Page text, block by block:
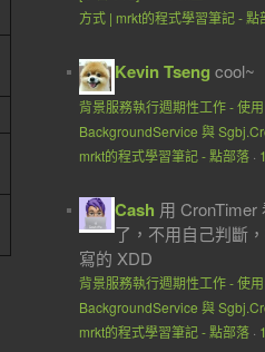
方式 | mrkt的程式學習筆記 - 點
Kevin Tseng cool~
背景服務執行週期性工作 - 使用
BackgroundService 與
mrkt的程式學習筆記 - 點部落 ·
Cash 用 CronTimer
了，不用自己判斷
寫的 XDD
背景服務執行週期性工作 - 使用
BackgroundService 與
mrkt的程式學習筆記 - 點部落 ·